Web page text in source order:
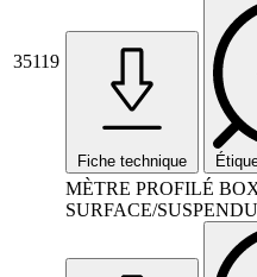
35119
Fiche technique
MÈTRE PROFILÉ
SURFACE/